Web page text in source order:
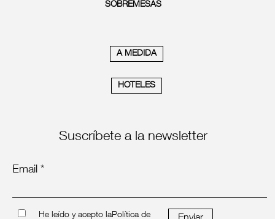
SOBREMESAS
A MEDIDA
HOTELES
Suscríbete a la newsletter
Email *
He leído y acepto laPolítica de